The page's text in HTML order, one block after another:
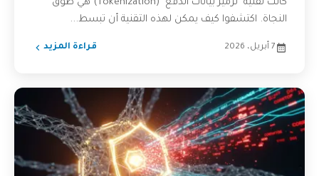
كانت تقنية "ترميز بيانات الدفع" (Tokenization) هي طوق
النجاة. اكتشفوا كيف يمكن لهذه التقنية أن تبسط...
7 أبريل، 2026 قراءة المزيد